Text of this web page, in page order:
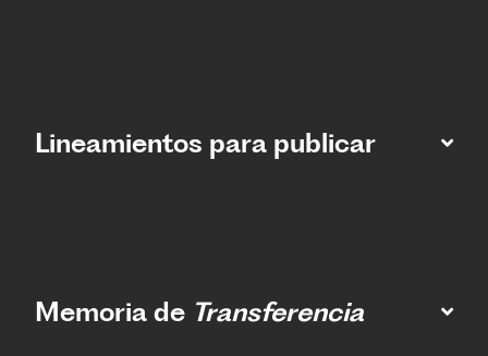
Lineamientos para publicar
Memoria de Transferencia